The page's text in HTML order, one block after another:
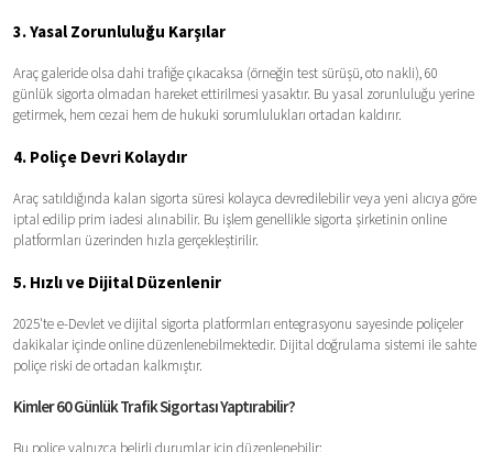
3. Yasal Zorunluluğu Karşılar
Araç galeride olsa dahi trafiğe çıkacaksa (örneğin test sürüşü, oto nakli), 60
günlük sigorta olmadan hareket ettirilmesi yasaktır. Bu yasal zorunluluğu yerine
getirmek, hem cezai hem de hukuki sorumlulukları ortadan kaldırır.
4. Poliçe Devri Kolaydır
Araç satıldığında kalan sigorta süresi kolayca devredilebilir veya yeni alıcıya göre
iptal edilip prim iadesi alınabilir. Bu işlem genellikle sigorta şirketinin online
platformları üzerinden hızla gerçekleştirilir.
5. Hızlı ve Dijital Düzenlenir
2025'te e-Devlet ve dijital sigorta platformları entegrasyonu sayesinde poliçeler
dakikalar içinde online düzenlenebilmektedir. Dijital doğrulama sistemi ile sahte
poliçe riski de ortadan kalkmıştır.
Kimler 60 Günlük Trafik Sigortası Yaptırabilir?
Bu poliçe yalnızca belirli durumlar için düzenlenebilir: